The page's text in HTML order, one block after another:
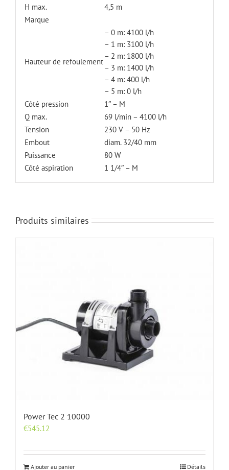
H max.
4,5 m
Marque
Hauteur de refoulement
– 0 m: 4100 l/h
– 1 m: 3100 l/h
– 2 m: 1800 l/h
– 3 m: 1400 l/h
– 4 m: 400 l/h
– 5 m: 0 l/h
Côté pression
1″ – M
Q max.
69 l/min – 4100 l/h
Tension
230 V – 50 Hz
Embout
diam. 32/40 mm
Puissance
80 W
Côté aspiration
1 1/4″ – M
Produits similaires
Power Tec 2 10000
€545.12
Ajouter au panier Détails